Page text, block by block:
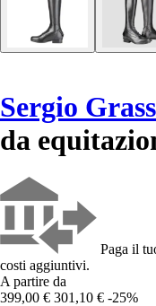
Sergio
da
Paga il
costi aggiuntivi.
A partire da
399,00 € 301,10 € -25%